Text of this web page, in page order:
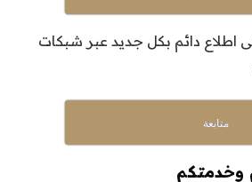
اطلاع دائم بكل جديد عبر شبكات
متابعة
وخدمتكم